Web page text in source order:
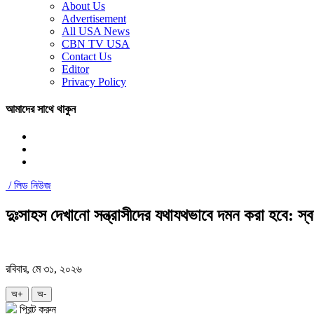
About Us
Advertisement
All USA News
CBN TV USA
Contact Us
Editor
Privacy Policy
আমাদের সাথে থাকুন
/লিড নিউজ
দুঃসাহস দেখানো সন্ত্রাসীদের যথাযথভাবে দমন করা হবে:
রবিবার, মে ৩১, ২০২৬
অ+ অ-
প্রিন্ট করুন